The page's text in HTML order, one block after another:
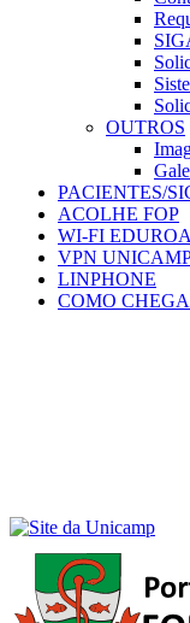
OUTROS
PACIENTES/
ACOLHE FOP
WI-FI
VPN
LINPHONE
COMO